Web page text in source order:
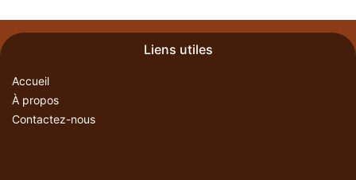
Liens utiles
Accueil
À propos
Contactez-nous